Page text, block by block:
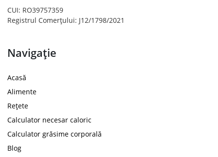
CUI: RO39757359
Registrul Comerțului: J12/1798/2021
Navigație
Acasă
Alimente
Rețete
Calculator necesar caloric
Calculator grăsime corporală
Blog